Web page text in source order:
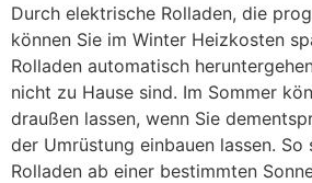
Durch elektrische Rolladen, die
können Sie im Winter Heizkosten
Rolladen automatisch
nicht zu Hause sind. Im Sommer
draußen lassen, wenn Sie
der Umrüstung einbauen lassen. So
Rolladen ab einer bestimmten